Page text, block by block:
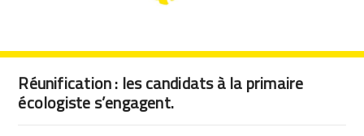
Réunification : les candidats à la primaire
écologiste s’engagent.